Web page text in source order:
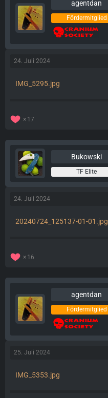
agentdan
Fördermitglied
24. Juli 2024
IMG_5295.jpg
17
Bukowski
TF Elite
24. Juli 2024
20240724_125137-01-01.jpg
16
agentdan
Fördermitglied
25. Juli 2024
IMG_5353.jpg